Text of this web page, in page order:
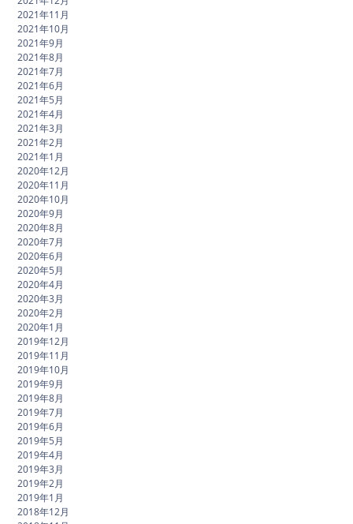
2021年11月
2021年10月
2021年9月
2021年8月
2021年7月
2021年6月
2021年5月
2021年4月
2021年3月
2021年2月
2021年1月
2020年12月
2020年11月
2020年10月
2020年9月
2020年8月
2020年7月
2020年6月
2020年5月
2020年4月
2020年3月
2020年2月
2020年1月
2019年12月
2019年11月
2019年10月
2019年9月
2019年8月
2019年7月
2019年6月
2019年5月
2019年4月
2019年3月
2019年2月
2019年1月
2018年12月